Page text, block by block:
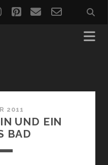
instagram
pinterest
emailemail-
form
2011
UND EIN
BAD